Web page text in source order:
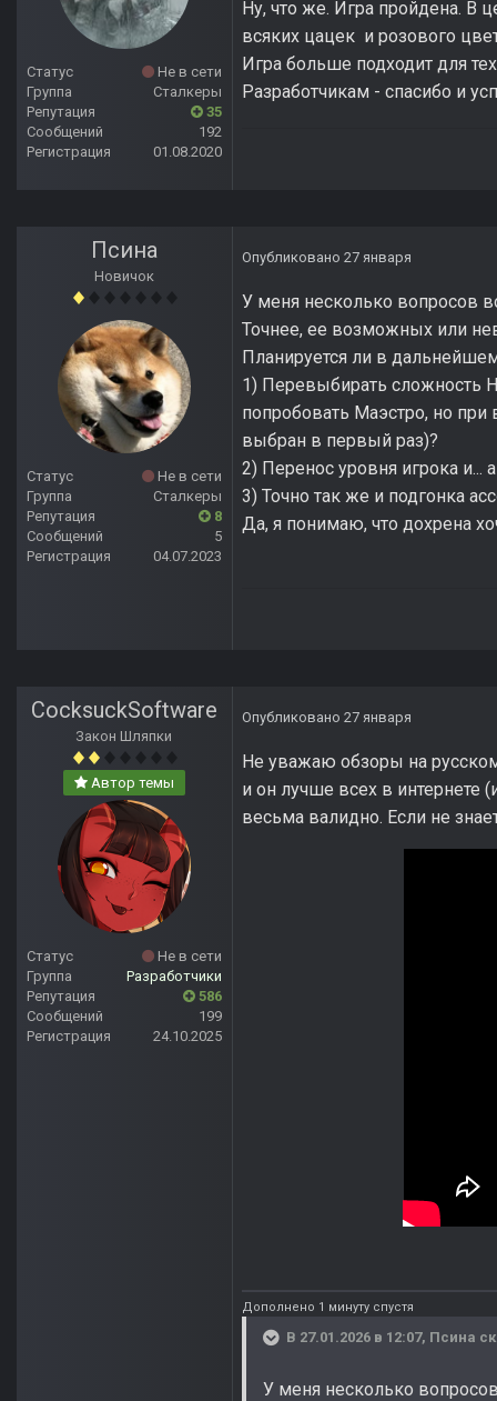
Статус
Не в сети
Группа
Сталкеры
Репутация
35
Сообщений
192
Регистрация
01.08.2020
Ну, что же. Игра пройдена. В
всяких цацек и розового
Игра больше подходит для
Разработчикам - спасибо и
Псина
Новичок
Статус
Не в сети
Группа
Сталкеры
Репутация
8
Сообщений
5
Регистрация
04.07.2023
Опубликовано 27 января
У меня несколько вопросов
Точнее, ее возможных или
Планируется ли в
1) Перевыбирать сложность
попробовать Маэстро, но
выбран в первый раз)?
2) Перенос уровня игрока и...
3) Точно так же и подгонка
Да, я понимаю, что дохрена
CocksuckSoftware
Закон Шляпки
Автор темы
Статус
Не в сети
Группа
Разработчики
Репутация
586
Сообщений
199
Регистрация
24.10.2025
Опубликовано 27 января
Не уважаю обзоры на
и он лучше всех в интернете
весьма валидно. Если не
Дополнено 1 минуту спустя
В 27.01.2026 в 12:07, Псина
У меня несколько